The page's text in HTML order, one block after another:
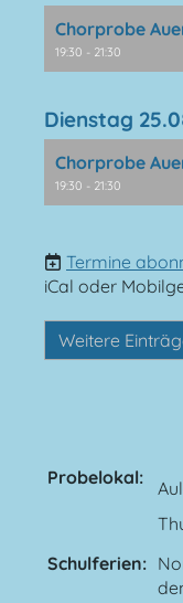
Chorprobe
19:30 - 21:30
Dienstag
Chorprobe
19:30 - 21:30
Termine
iCal oder
Weitere
Probelokal:
Schulferien: